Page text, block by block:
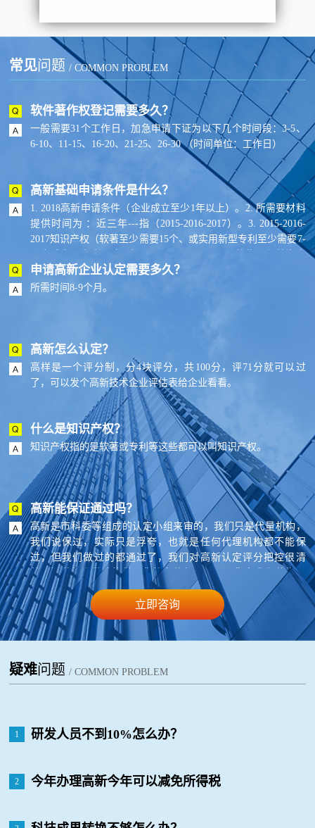
常见问题 / COMMON PROBLEM
软件著作权登记需要多久？
一般需要31个工作日，加急申请下证为以下几个时间段：3-5、
6-10、11-15、16-20、21-25、26-30 （时间单位：工作日）
高新基础申请条件是什么？
1. 2018高新申请条件（企业成立至少1年以上）。2. 所需要材料
提供时间为 ：近三年---指（2015-2016-2017）。3. 2015-2016-
2017知识产权（软著至少需要15个、或实用新型专利至少需要7-
10个或发明专利至少2个）。4. 2015-2016-2017总收入和总资产
是否上升趋势。5. 2015-2016-2017提供与知识产权相关的合同--
最少15份。6. 一份与大学或研究所的合作开发协议,产学研合
申请高新企业认定需要多久？
所需时间8-9个月。
高新怎么认定？
高样是一个评分制，分4块评分，共100分，评71分就可以过
了，可以发个高新技术企业评估表给企业看看。
什么是知识产权？
知识产权指的是软著或专利等这些都可以叫知识产权。
高新能保证通过吗？
高新是市科委等组成的认定小组来审的，我们只是代量机构，
我们说保过，实际只是浮夸，也就是任何代理机构都不能保
过，但我们做过的都通过了，我们对高新认定评分把控很清
楚，知道怎么做才能做，您的条件如果可以，您在我们的指导
下来准备材料，基本就能过。
立即咨询
疑难问题 / COMMON PROBLEM
1 研发人员不到10%怎么办？
2
今年办理高新今年可以减免所得税